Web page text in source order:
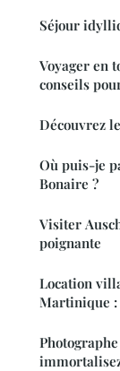
Séjour
Voyager en
conseils
Découvrez
Où puis-je
Bonaire ?
Visiter
poignante
Location
Martinique :